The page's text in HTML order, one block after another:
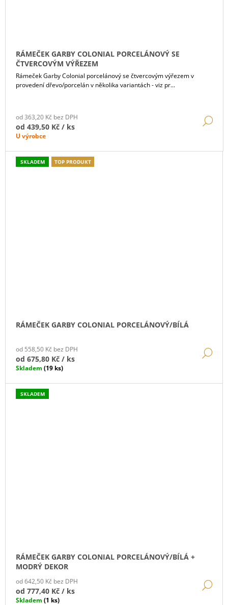
RÁMEČEK GARBY COLONIAL PORCELÁNOVÝ SE
ČTVERCOVÝM VÝŘEZEM
Rámeček Garby Colonial porcelánový se čtvercovým výřezem v
provedení dřevo/porcelán v několika variantách - viz pr...
od 363,20 Kč bez DPH
od 439,50 Kč / ks
U výrobce
SKLADEM TOP PRODUKT
RÁMEČEK GARBY COLONIAL PORCELÁNOVÝ/BÍLÁ
od 558,50 Kč bez DPH
od 675,80 Kč / ks
Skladem (19 ks)
SKLADEM
RÁMEČEK GARBY COLONIAL PORCELÁNOVÝ/BÍLÁ +
MODRÝ DEKOR
od 642,50 Kč bez DPH
od 777,40 Kč / ks
Skladem (1 ks)